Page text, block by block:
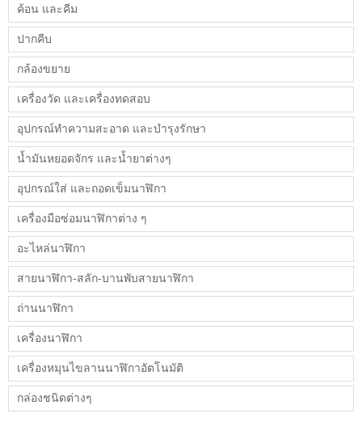
ค้อน และคีม
ปากคีบ
กล้องขยาย
เครื่องวัด และเครื่องทดสอบ
อุปกรณ์ทำความสะอาด และบำรุงรักษา
น้ำมันหยอดจักร และน้ำยาต่างๆ
อุปกรณ์ใส่ และถอดเข็มนาฬิกา
เครื่องมือซ่อมนาฬิกาต่าง ๆ
อะไหล่นาฬิกา
สายนาฬิกา-สลัก-บานพับสายนาฬิกา
ถ่านนาฬิกา
เครื่องนาฬิกา
เครื่องหมุนไขลานนาฬิกาอัตโนมัติ
กล่องชนิดต่างๆ